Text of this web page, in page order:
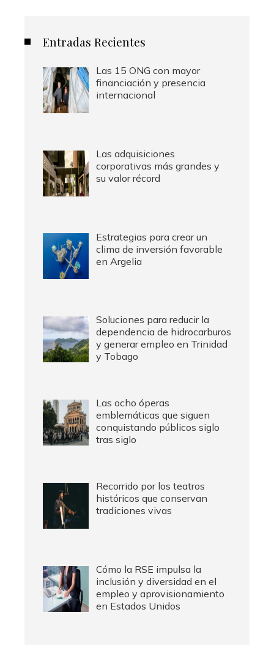
Entradas Recientes
Las 15 ONG con mayor
financiación y presencia
internacional
Las adquisiciones
corporativas más grandes y
su valor récord
Estrategias para crear un
clima de inversión favorable
en Argelia
Soluciones para reducir la
dependencia de hidrocarburos
y generar empleo en Trinidad
y Tobago
Las ocho óperas
emblemáticas que siguen
conquistando públicos siglo
tras siglo
Recorrido por los teatros
históricos que conservan
tradiciones vivas
Cómo la RSE impulsa la
inclusión y diversidad en el
empleo y aprovisionamiento
en Estados Unidos